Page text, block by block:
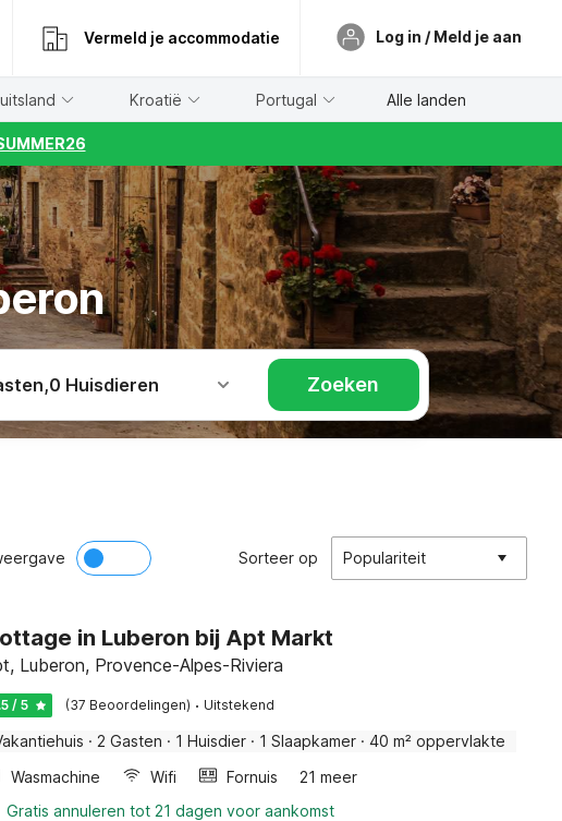
Vermeld je accommodatie Log in / Meld je aan
Kroatië Portugal Alle landen
,0 Huisdieren Zoeken
Sorteer op Populariteit
in Luberon bij Apt Markt
Luberon, Provence-Alpes-Riviera
/ 5 (37 Beoordelingen) · Uitstekend
· 2 Gasten · 1 Huisdier · 1 Slaapkamer · 40 m² oppervlakte
Wasmachine
Wifi Fornuis
21 meer
Gratis annuleren tot 21 dagen voor aankomst